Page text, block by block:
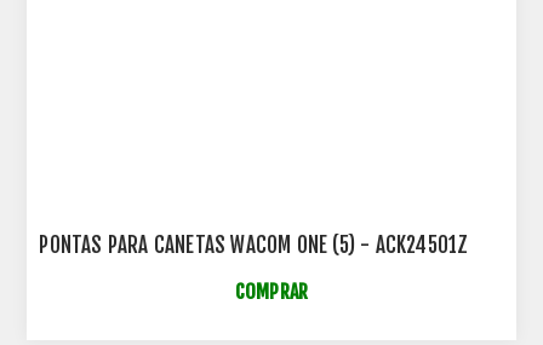
PONTAS PARA CANETAS WACOM ONE (5) - ACK24501Z
COMPRAR